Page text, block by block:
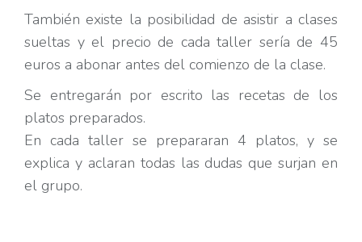
También existe la posibilidad de asistir a clases
sueltas y el precio de cada taller sería de 45
euros a abonar antes del comienzo de la clase.
Se entregarán por escrito las recetas de los
platos preparados.
En cada taller se prepararan 4 platos, y se
explica y aclaran todas las dudas que surjan en
el grupo.